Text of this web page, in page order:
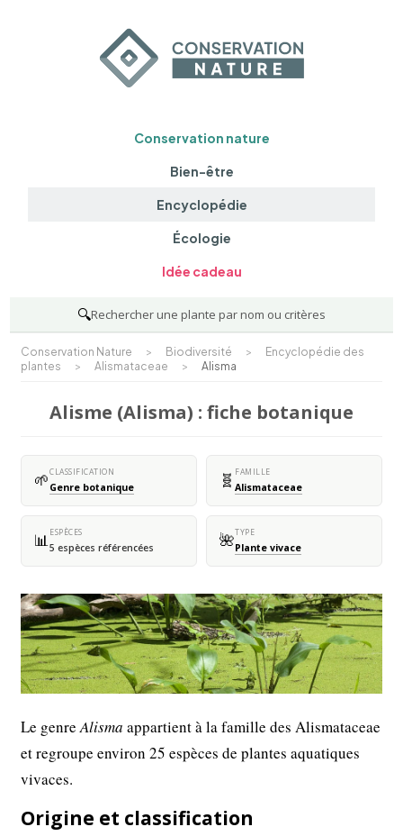
Conservation nature
Bien-être
Encyclopédie
Écologie
Idée cadeau
🔍Rechercher une plante par nom ou critères
Conservation Nature > Biodiversité >
Encyclopédie des
plantes
> Alismataceae > Alisma
Alisme (Alisma) : fiche botanique
🌱CLASSIFICATION
Genre botanique 🧬 FAMILLE
Alismataceae
📊ESPÈCES
5 espèces référencées 🌺TYPE
Plante vivace
Le genreAlisma appartient à la famille des Alismataceae
et regroupe environ 25 espèces de plantes aquatiques
vivaces.
Origine et classification